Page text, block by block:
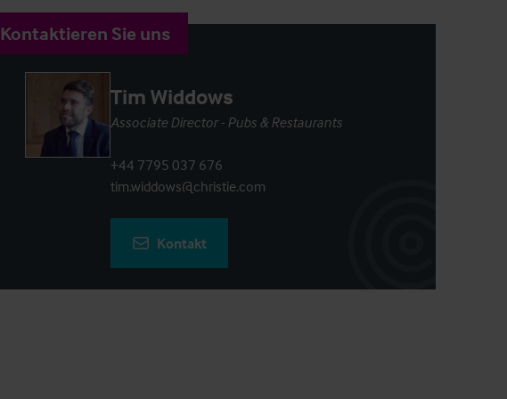
Kontaktieren Sie uns
Tim Widdows
Associate Director - Pubs & Restaurants
+44 7795 037 676
tim.widdows@christie.com
Kontakt